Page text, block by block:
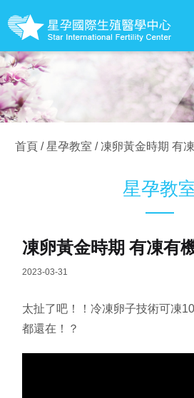
關於星孕
醫療技術
愛心捐卵
首頁 / 星孕教室 / 凍卵黃金時期 有
星孕教
凍卵黃金時期 有凍有
2023-03-31
太扯了吧！！冷凍卵子技術可凍
都還在！？